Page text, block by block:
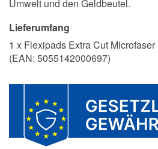
Umwelt und den Geldbeutel.
Lieferumfang
1 x Flexipads Extra Cut
(EAN: 5055142000697)